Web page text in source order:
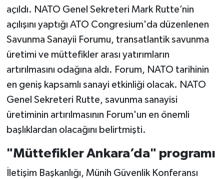
açıldı. NATO Genel Sekreteri Mark Rutte’nin
açılışını yaptığı ATO Congresium'da düzenlenen
Savunma Sanayii Forumu, transatlantik savunma
üretimi ve müttefikler arası yatırımların
artırılmasını odağına aldı. Forum, NATO tarihinin
en geniş kapsamlı sanayi etkinliği olacak. NATO
Genel Sekreteri Rutte, savunma sanayisi
üretiminin artırılmasının Forum'un en önemli
başlıklardan olacağını belirtmişti.
"Müttefikler Ankara’da" programı
İletişim Başkanlığı, Münih Güvenlik Konferansı